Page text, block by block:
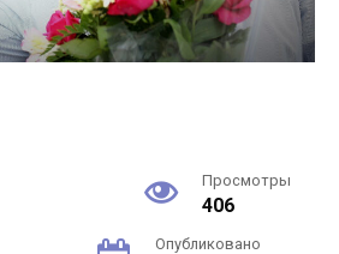
Просмотры
406
Опубликовано